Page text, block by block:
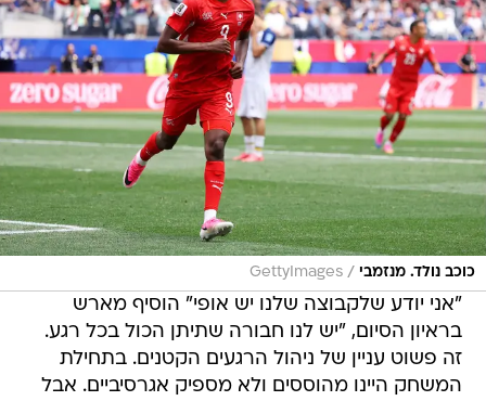
כוכב נולד. מנזמבי /
GettyImages
"אני יודע שלקבוצה שלנו יש אופי" הוסיף מארש
בראיון הסיום, "יש לנו חבורה שתיתן הכול בכל רגע.
זה פשוט עניין של ניהול הרגעים הקטנים. בתחילת
המשחק היינו מהוססים ולא מספיק אגרסיביים. אבל